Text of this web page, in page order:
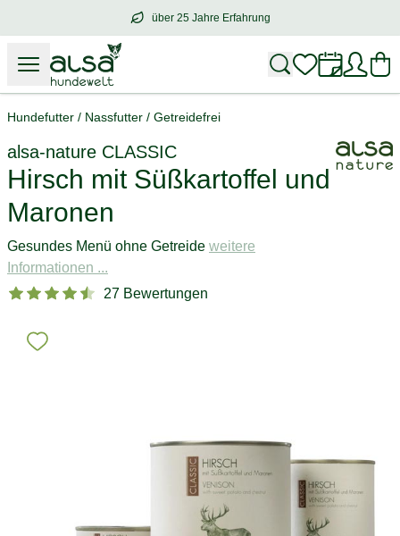
über 25 Jahre Erfahrung
über25 Jahre Erfahrung
Hundefutter / Nassfutter / Getreidefrei
alsa-nature CLASSIC
Hirsch mit Süßkartoffel und
Maronen
Gesundes Menü ohne Getreide weitere
Informationen ...
27 Bewertungen